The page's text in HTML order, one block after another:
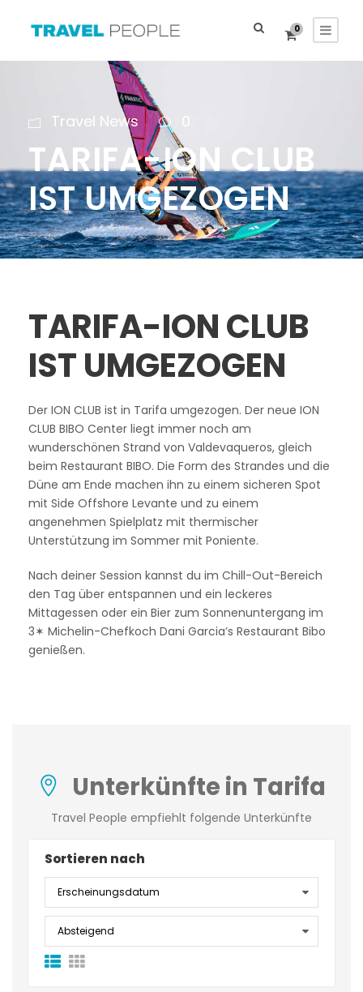
0
Travel News 0
TARIFA-ION CLUB
IST UMGEZOGEN
TARIFA-ION CLUB
IST UMGEZOGEN
Der ION CLUB ist in Tarifa umgezogen. Der neue ION
CLUB BIBO Center liegt immer noch am
wunderschönen Strand von Valdevaqueros, gleich
beim Restaurant BIBO. Die Form des Strandes und die
Düne am Ende machen ihn zu einem sicheren Spot
mit Side Offshore Levante und zu einem
angenehmen Spielplatz mit thermischer
Unterstützung im Sommer mit Poniente.
Nach deiner Session kannst du im Chill-Out-Bereich
den Tag über entspannen und ein leckeres
Mittagessen oder ein Bier zum Sonnenuntergang im
3✶ Michelin-Chefkoch Dani Garcia’s Restaurant Bibo
genießen.
Unterkünfte in Tarifa
Travel People empfiehlt folgende Unterkünfte
Sortieren nach